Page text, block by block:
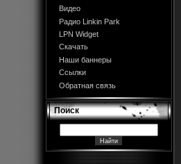
Видео
Радио Linkin Park
LPN Widget
Скачать
Наши баннеры
Ссылки
Обратная связь
Поиск